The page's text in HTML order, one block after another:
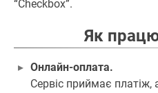
“Checkbox”.
Як
Онлайн-оплата.
Сервіс приймає